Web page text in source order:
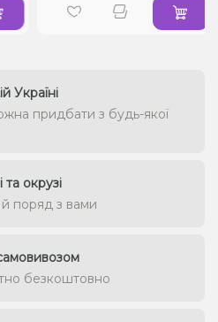
Україні
придбати з будь-якої
та окрузі
й поряд з вами
безкоштовно